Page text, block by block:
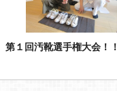
第１回汚靴選手権大会！！